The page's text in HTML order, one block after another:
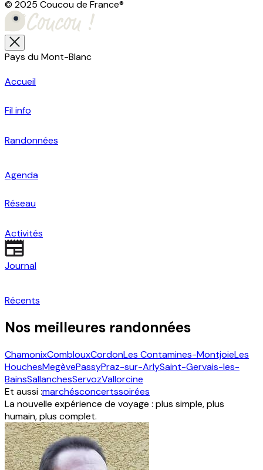
© 2025 Coucou de France®
Pays du Mont-Blanc
Accueil
Fil info
Randonnées
Agenda
Réseau
Activités
Journal
Récents
Nos meilleures randonnées
ChamonixComblouxCordonLes Contamines-MontjoieLes
HouchesMegèvePassyPraz-sur-ArlySaint-Gervais-les-
BainsSallanchesServozVallorcine
Et aussi :marchésconcertssoirées
La nouvelle expérience de voyage : plus simple, plus
humain, plus complet.